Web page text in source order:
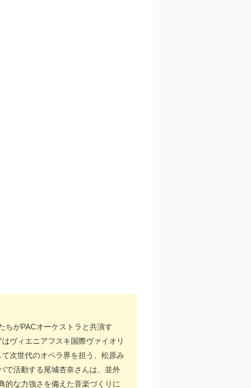
ちがPACオーケストラと共演す
ヴィエニアフスキ国際ヴァイオリ
次世代のオペラ界を担う、松原み
で活動する尾城杏奈さんは、並外
的な力強さを備えた音楽づくりに